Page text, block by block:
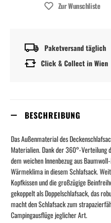
Zur Wunschliste
Paketversand täglich
Click & Collect in Wien
BESCHREIBUNG
Das Außenmaterial des
Materialien. Dank der 360°-Verteilung
dem weichen Innenbezug aus
Wärmeklima in diesem Schlafsack.
Kopfkissen und die großzügige
gekoppelt als Doppelschlafsack, das
macht den Schlafsack zum
Campingausflüge jeglicher Art.